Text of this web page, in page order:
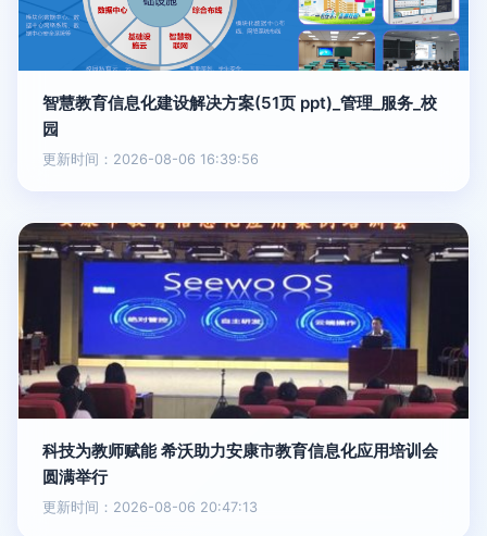
智慧教育信息化建设解决方案(51页 ppt)_管理_服务_校
园
更新时间：2026-08-06 16:39:56
科技为教师赋能 希沃助力安康市教育信息化应用培训会
圆满举行
更新时间：2026-08-06 20:47:13